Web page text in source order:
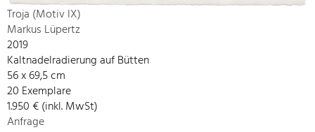
Troja (Motiv IX)
Markus Lüpertz
2019
Kaltnadelradierung auf Bütten
56 x 69,5 cm
20 Exemplare
1.950 € (inkl. MwSt)
Anfrage